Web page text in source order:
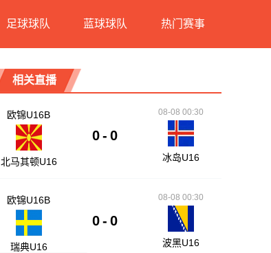
足球球队 蓝球球队 热门赛事
相关直播
欧锦U16B
北马其顿U16
0 - 0
08-08 00:30
冰岛U16
欧锦U16B
瑞典U16
0 - 0
08-08 00:30
波黑U16